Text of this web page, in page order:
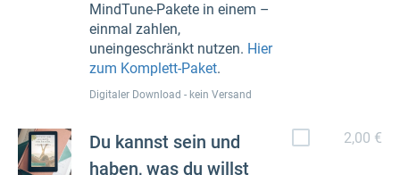
MindTune-Pakete in einem –
einmal zahlen,
uneingeschränkt nutzen. Hier
zum Komplett-Paket.
Digitaler Download - kein Versand
Du kannst sein und
haben, was du willst
2,00 €